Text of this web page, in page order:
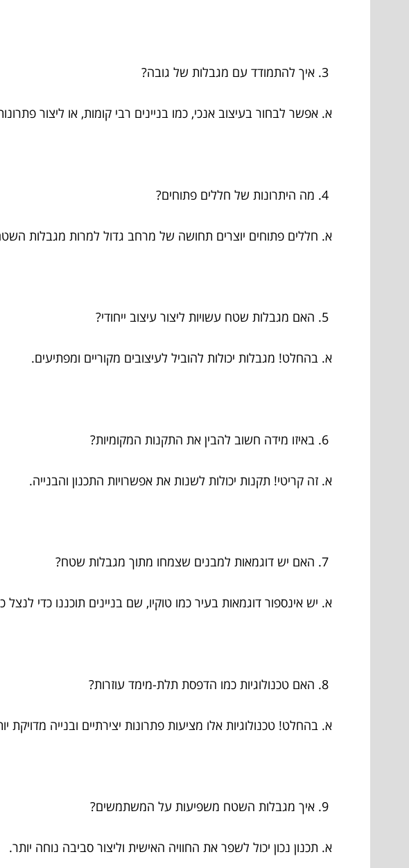
איך להתמודד עם מגבלות של גובה?
א. אפשר לבחור בעיצוב אנכי, כמו בניינים רבי קומות, או ליצור
מה היתרונות של חללים פתוחים?
א. חללים פתוחים יוצרים תחושה של מרחב גדול למרות מגבלות
האם מגבלות שטח עשויות ליצור עיצוב ייחודי?
א. בהחלט! מגבלות יכולות להוביל לעיצובים מקוריים ומפתיעים.
באיזו מידה חשוב להבין את התקנות המקומיות?
א. זה קריטי! תקנות יכולות לשנות את אפשרויות התכנון והבנייה.
האם יש דוגמאות למבנים שצמחו מתוך מגבלות שטח?
א. יש אינספור דוגמאות בעיר כמו טוקיו, שם בניינים תוכננו כדי לנצל
האם טכנולוגיות כמו הדפסת תלת-מימד עוזרות?
א. בהחלט! טכנולוגיות אלו מציעות פתרונות יצירתיים ובנייה מדויקת
איך מגבלות השטח משפיעות על המשתמשים?
א. תכנון נכון יכול לשפר את החוויה האישית וליצור סביבה נוחה יותר.